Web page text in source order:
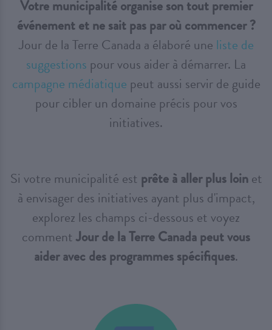
Votre municipalité organise son tout premier
événement et ne sait pas par où commencer ?
Jour de la Terre Canada a élaboré une liste de
suggestions pour vous aider à démarrer. La
campagne médiatique peut aussi servir de guide
pour cibler un domaine précis pour vos
initiatives.
Si votre municipalité est prête à aller plus loinet
à envisager des initiatives ayant plus d'impact,
explorez les champs ci-dessous et voyez
comment Jour de la Terre Canada peut vous
aider avec des programmes spécifiques.